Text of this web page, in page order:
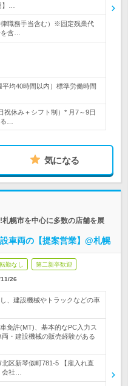
】…
律職務手当含む）※固定残業代
含…
均40時間以内）標準労働時間
祝休み＋シフト制）* 月7～9日
…
気になる
幌市を中心に多数の店舗を展
車両の【提案営業】@札幌
転勤なし 第二新卒歓迎
26
、建設機械やトラックなどの車
免許(MT)、基本的なPC入力ス
・建設機械の販売経験がある
区新琴似町781-5 【雇入れ直
社…